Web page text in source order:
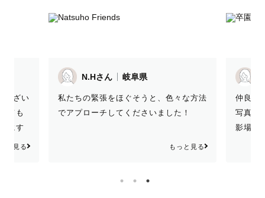
ござい
ても
にす
頼でし
と見る
N.Hさん 岐阜県
私たちの緊張をほぐそうと、色々な方法
でアプローチしてくださいました！
もっと見る
仲良し
写真を撮
影場所